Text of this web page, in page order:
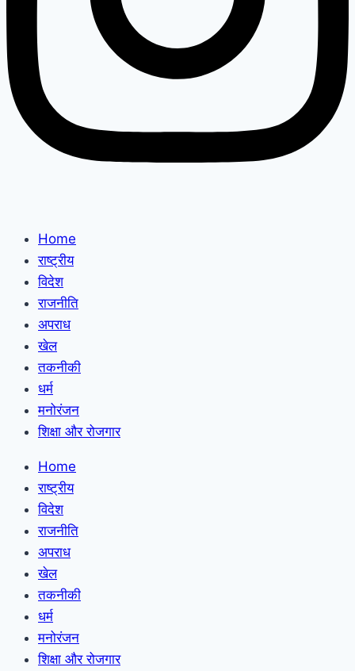
Home
राष्ट्रीय
विदेश
राजनीति
अपराध
खेल
तकनीकी
धर्म
मनोरंजन
शिक्षा और रोजगार
Home
राष्ट्रीय
विदेश
राजनीति
अपराध
खेल
तकनीकी
धर्म
मनोरंजन
शिक्षा और रोजगार